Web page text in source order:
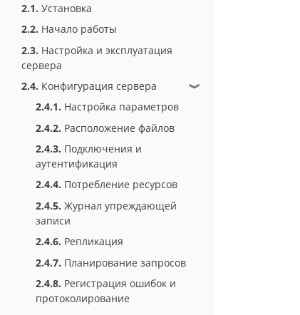
2.1. Установка
2.2. Начало работы
2.3. Настройка и эксплуатация
сервера
2.4. Конфигурация сервера ❱
2.4.1. Настройка параметров
2.4.2. Расположение файлов
2.4.3. Подключения и
аутентификация
2.4.4. Потребление ресурсов
2.4.5. Журнал упреждающей
записи
2.4.6. Репликация
2.4.7. Планирование запросов
2.4.8. Регистрация ошибок и
протоколирование